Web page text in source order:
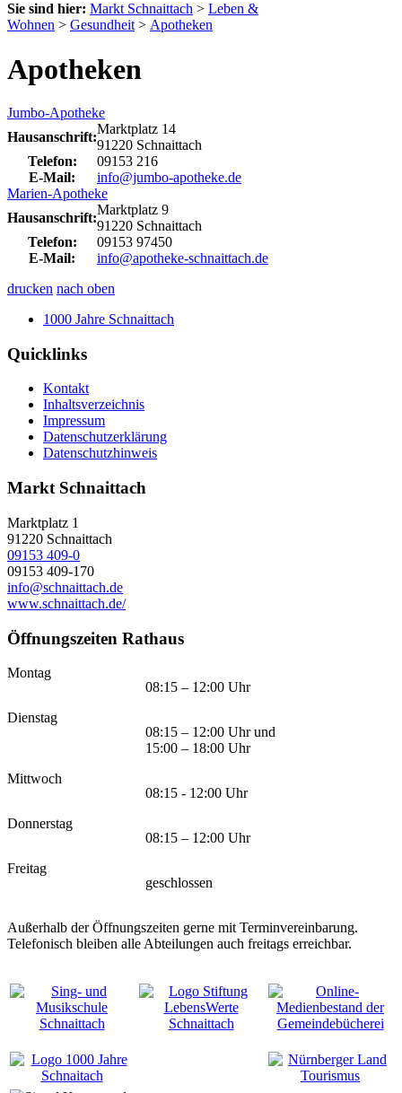
Sie sind hier: Markt Schnaittach > Leben &
Wohnen > Gesundheit > Apotheken
Apotheken
Jumbo-Apotheke
Hausanschrift:
Marktplatz 14
91220 Schnaittach
Telefon:
09153 216
E-Mail:
info@jumbo-apotheke.de
Marien-Apotheke
Hausanschrift:
Marktplatz 9
91220 Schnaittach
Telefon:
09153 97450
E-Mail:
info@apotheke-schnaittach.de
drucken nach oben
1000 Jahre Schnaittach
Quicklinks
Kontakt
Inhaltsverzeichnis
Impressum
Datenschutzerklärung
Datenschutzhinweis
Markt Schnaittach
Marktplatz 1
91220 Schnaittach
09153 409-0
09153 409-170
info@schnaittach.de
www.schnaittach.de/
Öffnungszeiten Rathaus
Montag
08:15 – 12:00 Uhr
Dienstag
08:15 – 12:00 Uhr und
15:00 – 18:00 Uhr
Mittwoch
08:15 - 12:00 Uhr
Donnerstag
08:15 – 12:00 Uhr
Freitag
geschlossen
Außerhalb der Öffnungszeiten gerne mit Terminvereinbarung.
Telefonisch bleiben alle Abteilungen auch freitags erreichbar.